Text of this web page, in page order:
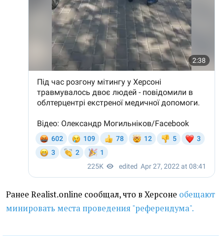
Ранее Realist.online сообщал, что в Херсоне обещают
минировать места проведения "референдума".